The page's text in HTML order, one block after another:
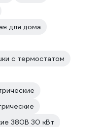
для дома
с термостатом
380В 30 кВт